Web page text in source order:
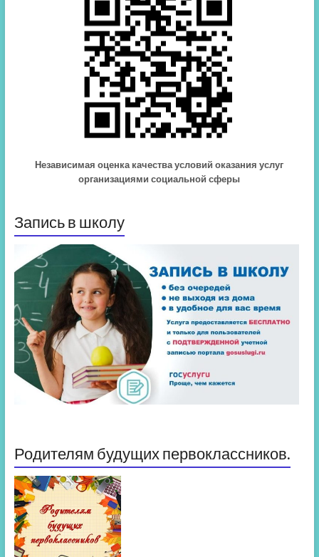
Независимая оценка качества условий оказания услуг
организациями социальной сферы
Запись в школу
Родителям будущих первоклассников.